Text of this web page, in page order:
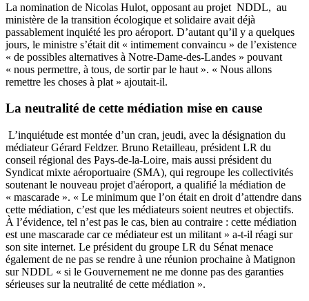
La nomination de Nicolas Hulot, opposant au projet NDDL, au
ministère de la transition écologique et solidaire avait déjà
passablement inquiété les pro aéroport. D’autant qu’il y a quelques
jours, le ministre s’était dit « intimement convaincu » de l’existence
« de possibles alternatives à Notre-Dame-des-Landes » pouvant
« nous permettre, à tous, de sortir par le haut ». « Nous allons
remettre les choses à plat » ajoutait-il.
La neutralité de cette médiation mise en cause
L’inquiétude est montée d’un cran, jeudi, avec la désignation du
médiateur Gérard Feldzer. Bruno Retailleau, président LR du
conseil régional des Pays-de-la-Loire, mais aussi président du
Syndicat mixte aéroportuaire (SMA), qui regroupe les collectivités
soutenant le nouveau projet d'aéroport, a qualifié la médiation de
« mascarade ». « Le minimum que l’on était en droit d’attendre dans
cette médiation, c’est que les médiateurs soient neutres et objectifs.
À l’évidence, tel n’est pas le cas, bien au contraire : cette médiation
est une mascarade car ce médiateur est un militant » a-t-il réagi sur
son site internet. Le président du groupe LR du Sénat menace
également de ne pas se rendre à une réunion prochaine à Matignon
sur NDDL « si le Gouvernement ne me donne pas des garanties
sérieuses sur la neutralité de cette médiation ».